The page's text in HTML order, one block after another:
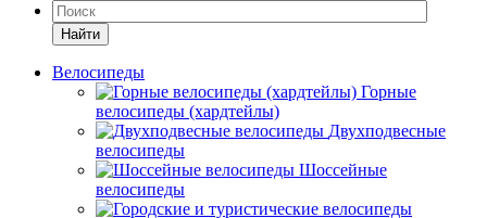
Найти
Велосипеды
Горные
велосипеды (хардтейлы)
Двухподвесные
велосипеды
Шоссейные
велосипеды